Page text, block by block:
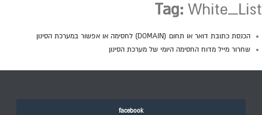
Tag:White_List
הכנסת כתובת דואר או תחום (DOMAIN) לחסימה או אפשור במערכת הסינון
שחרור מייל מדוח החסימה היומי של מערכת הסינון
facebook